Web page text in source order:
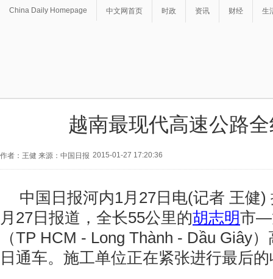
China Daily Homepage 中文网首页 时政 资讯 财经 生
越南最现代高速公路
作者：王健 来源：中国日报 2015-01-27 17:20:36
中国日报河内1月27日电(记者 王健)
月27日报道，全长55公里的胡志明市—
（TP HCM - Long Thành - Dầu Giây
日通车。施工单位正在紧张进行最后